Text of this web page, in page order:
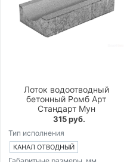
Лоток водоотводный
бетонный Ромб Арт
Стандарт Мун
315 руб.
Тип исполнения
КАНАЛ ОТВОДНЫЙ